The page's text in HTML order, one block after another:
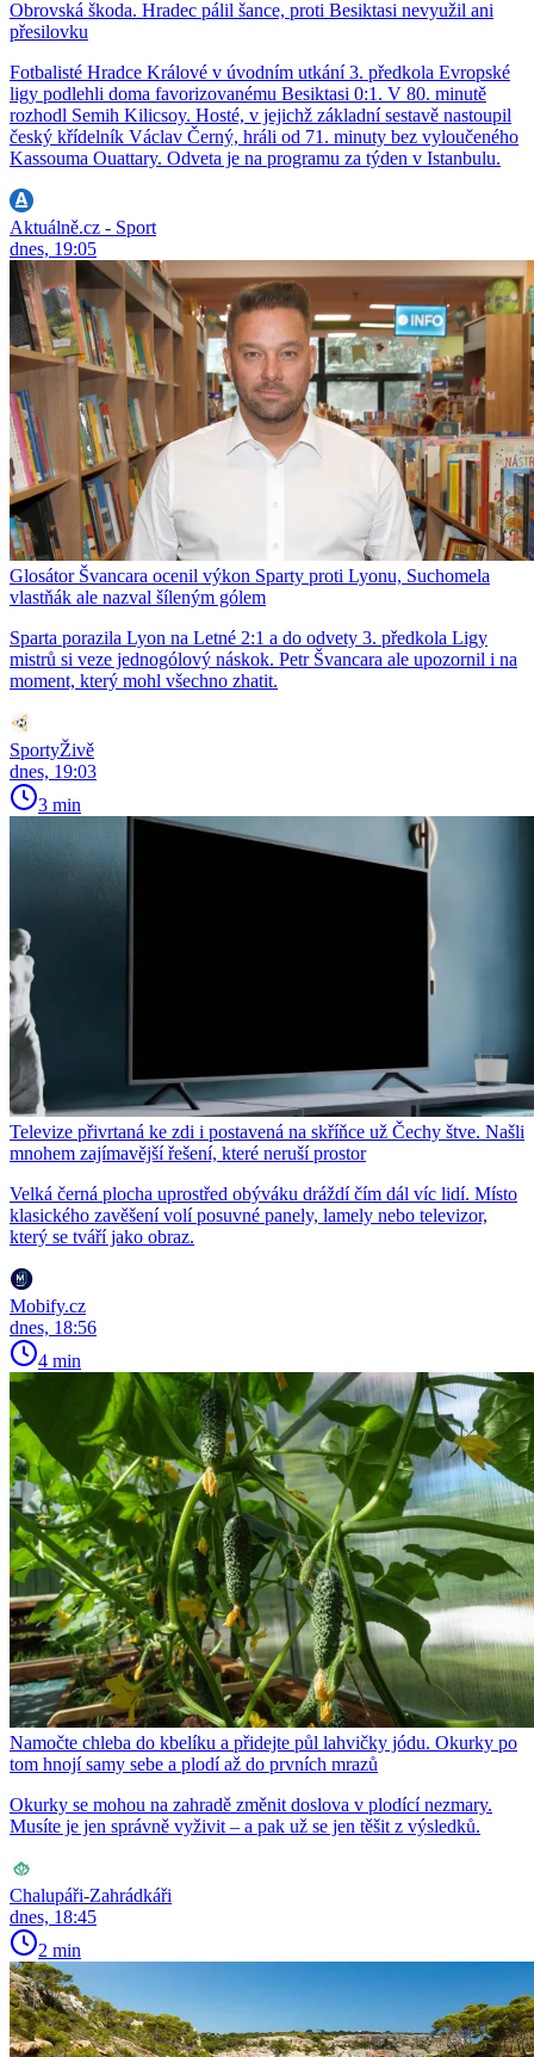
Obrovská škoda. Hradec pálil šance, proti Besiktasi nevyužil ani
přesilovku
Fotbalisté Hradce Králové v úvodním utkání 3. předkola Evropské
ligy podlehli doma favorizovanému Besiktasi 0:1. V 80. minutě
rozhodl Semih Kilicsoy. Hosté, v jejichž základní sestavě nastoupil
český křídelník Václav Černý, hráli od 71. minuty bez vyloučeného
Kassouma Ouattary. Odveta je na programu za týden v Istanbulu.
Aktuálně.cz - Sport
dnes, 19:05
Glosátor Švancara ocenil výkon Sparty proti Lyonu, Suchomela
vlastňák ale nazval šíleným gólem
Sparta porazila Lyon na Letné 2:1 a do odvety 3. předkola Ligy
mistrů si veze jednogólový náskok. Petr Švancara ale upozornil i na
moment, který mohl všechno zhatit.
SportyŽivě
dnes, 19:03
3 min
Televize přivrtaná ke zdi i postavená na skříňce už Čechy štve. Našli
mnohem zajímavější řešení, které neruší prostor
Velká černá plocha uprostřed obýváku dráždí čím dál víc lidí. Místo
klasického zavěšení volí posuvné panely, lamely nebo televizor,
který se tváří jako obraz.
Mobify.cz
dnes, 18:56
4 min
Namočte chleba do kbelíku a přidejte půl lahvičky jódu. Okurky po
tom hnojí samy sebe a plodí až do prvních mrazů
Okurky se mohou na zahradě změnit doslova v plodící nezmary.
Musíte je jen správně vyživit – a pak už se jen těšit z výsledků.
Chalupáři-Zahrádkáři
dnes, 18:45
2 min